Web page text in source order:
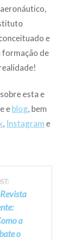
e
formação de
esta e
eblog, bem
, Instagram e
a
o